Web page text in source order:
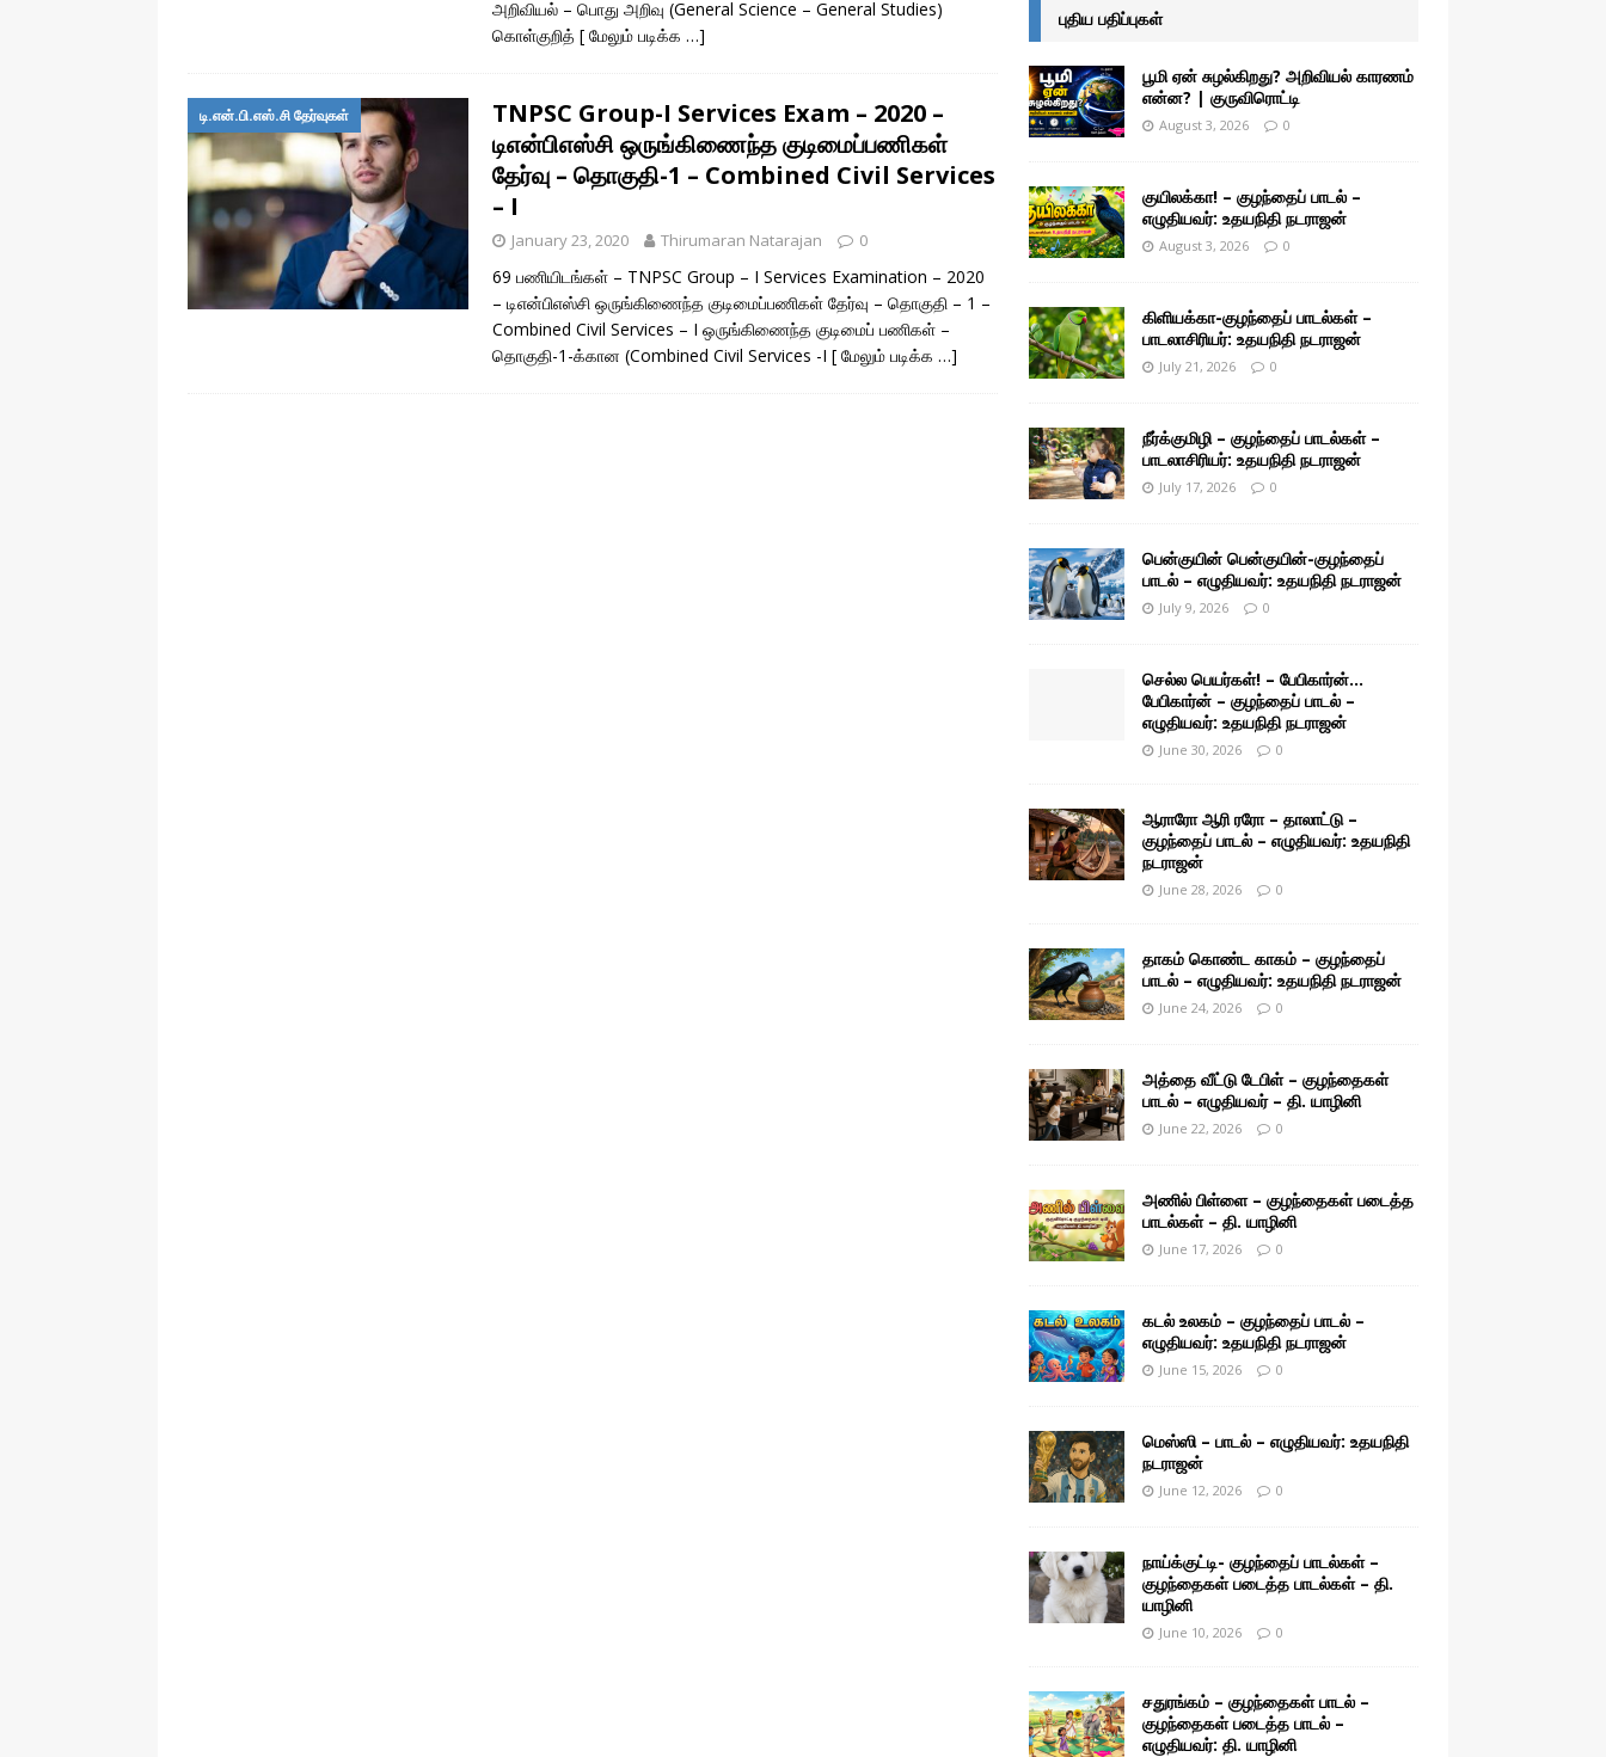
அறிவியல் – பொது அறிவு (General Science – General Studies)
கொள்குறித் [ மேலும் படிக்க …]
டி.என்.பி.எஸ்.சி தேர்வுகள்
TNPSC Group-I Services Exam – 2020 –
டிஎன்பிஎஸ்சி ஒருங்கிணைந்த குடிமைப்பணிகள்
தேர்வு – தொகுதி-1 – Combined Civil Services
– I
January 23, 2020 Thirumaran Natarajan 0
69 பணியிடங்கள் – TNPSC Group – I Services Examination – 2020
– டிஎன்பிஎஸ்சி ஒருங்கிணைந்த குடிமைப்பணிகள் தேர்வு – தொகுதி – 1 –
Combined Civil Services – I ஒருங்கிணைந்த குடிமைப் பணிகள் –
தொகுதி-1-க்கான (Combined Civil Services -I [ மேலும் படிக்க …]
புதிய பதிப்புகள்
பூமி ஏன் சுழல்கிறது? அறிவியல் காரணம்
என்ன? | குருவிரொட்டி
August 3, 2026 0
குயிலக்கா! – குழந்தைப் பாடல் –
எழுதியவர்: உதயநிதி நடராஜன்
August 3, 2026 0
கிளியக்கா-குழந்தைப் பாடல்கள் –
பாடலாசிரியர்: உதயநிதி நடராஜன்
July 21, 2026 0
நீர்க்குமிழி – குழந்தைப் பாடல்கள் –
பாடலாசிரியர்: உதயநிதி நடராஜன்
July 17, 2026 0
பென்குயின் பென்குயின்-குழந்தைப்
பாடல் – எழுதியவர்: உதயநிதி நடராஜன்
July 9, 2026 0
செல்ல பெயர்கள்! – பேபிகார்ன்…
பேபிகார்ன் – குழந்தைப் பாடல் –
எழுதியவர்: உதயநிதி நடராஜன்
June 30, 2026 0
ஆராரோ ஆரி ரரோ – தாலாட்டு –
குழந்தைப் பாடல் – எழுதியவர்: உதயநிதி
நடராஜன்
June 28, 2026 0
தாகம் கொண்ட காகம் – குழந்தைப்
பாடல் – எழுதியவர்: உதயநிதி நடராஜன்
June 24, 2026 0
அத்தை வீட்டு டேபிள் – குழந்தைகள்
பாடல் – எழுதியவர் – தி. யாழினி
June 22, 2026 0
அணில் பிள்ளை – குழந்தைகள் படைத்த
பாடல்கள் – தி. யாழினி
June 17, 2026 0
கடல் உலகம் – குழந்தைப் பாடல் –
எழுதியவர்: உதயநிதி நடராஜன்
June 15, 2026 0
மெஸ்ஸி – பாடல் – எழுதியவர்: உதயநிதி
நடராஜன்
June 12, 2026 0
நாய்க்குட்டி- குழந்தைப் பாடல்கள் –
குழந்தைகள் படைத்த பாடல்கள் – தி.
யாழினி
June 10, 2026 0
சதுரங்கம் – குழந்தைகள் பாடல் –
குழந்தைகள் படைத்த பாடல் –
எழுதியவர்: தி. யாழினி